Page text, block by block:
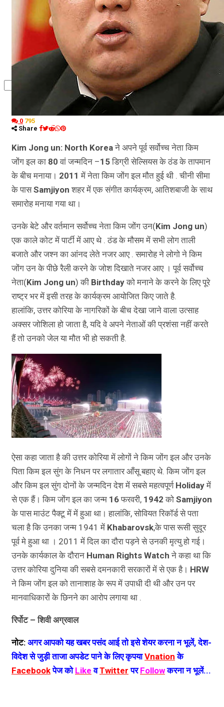
कृषि
धर्म
विज्ञान तकनीकी
0 795
Share
Kim Jong un: North Koreaने अपने पूर्व सर्वोच्च नेता किम
जोंग इल का 80 वां जन्मदिन –15डिग्री सेल्सियस के ठंड के तापमान
के बीच मनाया। 2011 में नेता किम जोंग इल मौत हुई थी . चीनी सीमा
के पासSamjiyon शहर में एक संगीत कार्यक्रम, आतिशबाजी के साथ
समारोह मनाया गया था।
उनके बेटे और वर्तमान सर्वोच्च नेता किम जोंग उन(Kim Jong un)
एक काले कोट में पार्टी में आए थे . ठंड के मौसम में सभी लोग ताली
बजाते और जश्न का आंनद लेते नजर आए . समारोह ने लोगो ने किम
जोंग उन के पीछे रैली करने के जोश दिखाते नजर आए । पूर्व सर्वोच्च
नेता(Kim Jong un) की Birthdayको मनाने के करने के लिए पूरे
राष्ट्र भर में इसी तरह के कार्यक्रम आयोजित किए जाते है.
हालांकि, उत्तर कोरिया के नागरिकों के बीच देखा जाने वाला उत्साह
अक्सर जोशिला हो जाता है, यदि वे अपने नेताओं की प्रशंसा नहीं करते
हैं तो उनको जेल या मौत भी हो सकती है.
ऐसा कहा जाता है की उत्तर कोरिया में लोगों ने किम जोंग इल और उनके
पिता किम इल सुंग के निधन पर लगातार आँसू बहाए थे. किम जोंग इल
और किम इल सुंग दोनों के जन्मदिन देश में सबसे महत्वपूर्ण Holidayमें
से एक हैं। किम जोंग इल का जन्म 16फरवरी, 1942 को Samjiyon
के पास माउंट पैक्टू में में हुआ था। हालांकि, सोवियत रिकॉर्ड से पता
चला है कि उनका जन्म 1941 में Khabarovsk,के पास रूसी सुदूर
पूर्व मे हुआ था । 2011 में दिल का दौरा पड़ने से उनकी मृत्यु हो गई।
उनके कार्यकाल के दौरान Human Rights Watch ने कहा था कि
उत्तर कोरिया दुनिया की सबसे दमनकारी सरकारों में से एक है। HRW
ने किम जोंग इल को तानाशाह के रूप में उपाधी दी थी और उन पर
मानवाधिकारों के छिनने का आरोप लगाया था .
रिर्पोट – शिवी अग्रवाल
नोट: अगर आपको यह खबर पसंद आई तो इसे शेयर करना न भूलें, देश-
विदेश से जुड़ी ताजा अपडेट पाने के लिए कृपयाVnation के
Facebookपेज को Like वTwitter परFollowकरना न भूलें...